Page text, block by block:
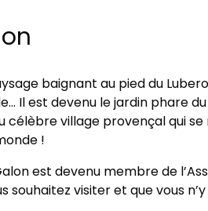
baignant au pied du
Il est devenu le jardin phare
célèbre village provençal qui
!
est devenu membre de
souhaitez visiter et que vous